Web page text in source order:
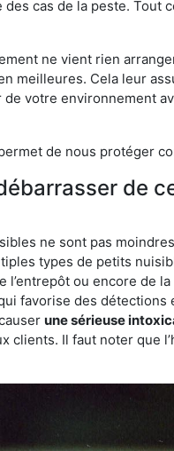
cas de la peste.
ne vient rien
meilleures. Cela leur
votre environnement
de nous protéger
de
ne sont pas
types de petits
l’entrepôt ou encore
favorise des
une sérieuse
clients. Il faut noter que